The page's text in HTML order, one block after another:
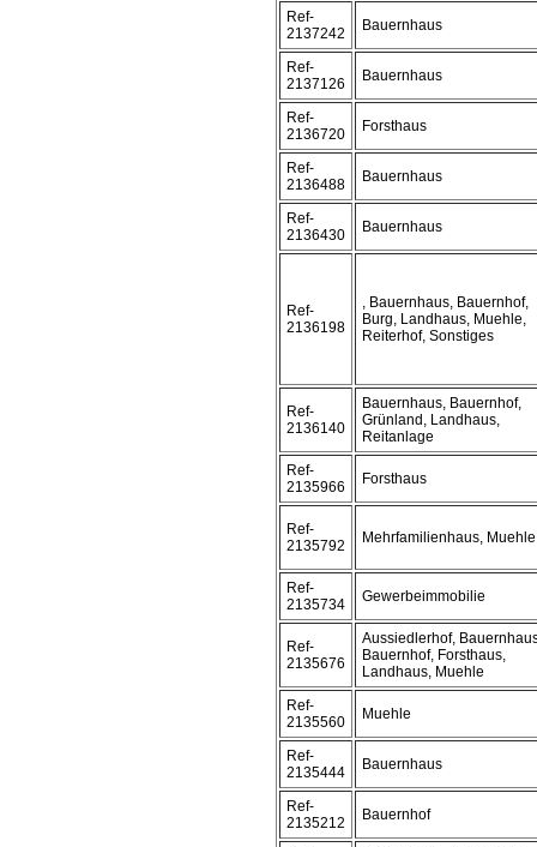
Ref-
2137242
Bauernhaus
Ref-
2137126
Bauernhaus
Ref-
2136720
Forsthaus
Ref-
2136488
Bauernhaus
Ref-
2136430
Bauernhaus
Ref-
2136198
, Bauernhaus, Bauernhof,
Burg, Landhaus, Muehle,
Reiterhof, Sonstiges
Ref-
2136140
Bauernhaus, Bauernhof,
Grünland, Landhaus,
Reitanlage
Ref-
2135966
Forsthaus
Ref-
2135792
Mehrfamilienhaus, Muehle
Ref-
2135734
Gewerbeimmobilie
Ref-
2135676
Aussiedlerhof,
Bauernhof, Forsthaus,
Landhaus, Muehle
Ref-
2135560
Muehle
Ref-
2135444
Bauernhaus
Ref-
2135212
Bauernhof